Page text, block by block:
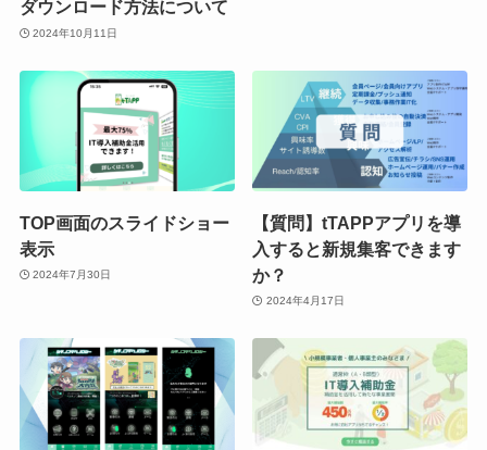
ダウンロード方法について
2024年10月11日
TOP画面のスライドショー
表示
2024年7月30日
【質問】tTAPPアプリを導
入すると新規集客できます
か？
2024年4月17日